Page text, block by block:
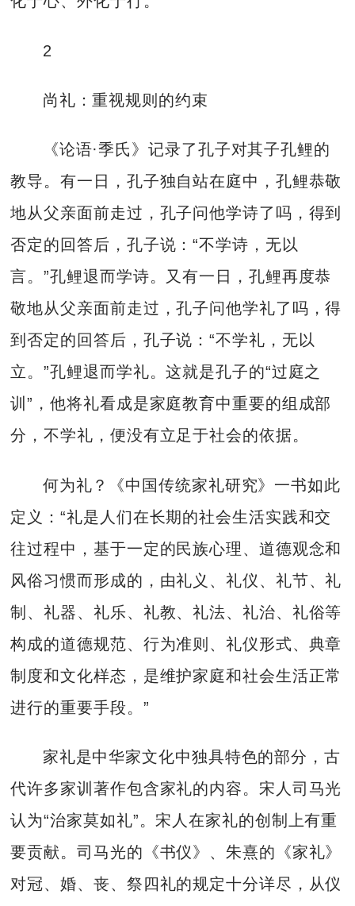
2
尚礼：重视规则的约束
《论语·季氏》记录了孔子对其子孔鲤的
教导。有一日，孔子独自站在庭中，孔鲤恭敬
地从父亲面前走过，孔子问他学诗了吗，得到
否定的回答后，孔子说：“不学诗，无以
言。”孔鲤退而学诗。又有一日，孔鲤再度恭
敬地从父亲面前走过，孔子问他学礼了吗，得
到否定的回答后，孔子说：“不学礼，无以
立。”孔鲤退而学礼。这就是孔子的“过庭之
训”，他将礼看成是家庭教育中重要的组成部
分，不学礼，便没有立足于社会的依据。
何为礼？《中国传统家礼研究》一书如此
定义：“礼是人们在长期的社会生活实践和交
往过程中，基于一定的民族心理、道德观念和
风俗习惯而形成的，由礼义、礼仪、礼节、礼
制、礼器、礼乐、礼教、礼法、礼治、礼俗等
构成的道德规范、行为准则、礼仪形式、典章
制度和文化样态，是维护家庭和社会生活正常
进行的重要手段。”
家礼是中华家文化中独具特色的部分，古
代许多家训著作包含家礼的内容。宋人司马光
认为“治家莫如礼”。宋人在家礼的创制上有重
要贡献。司马光的《书仪》、朱熹的《家礼》
对冠、婚、丧、祭四礼的规定十分详尽，从仪